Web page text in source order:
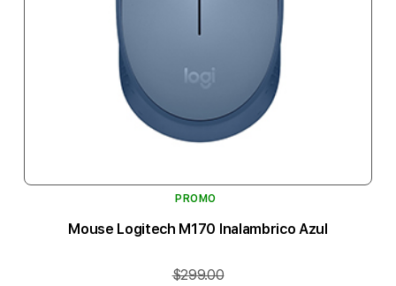
PROMO
Mouse Logitech M170 Inalambrico Azul
$299.00